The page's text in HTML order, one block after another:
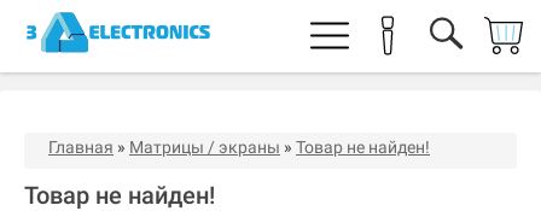
Главная » Матрицы / экраны » Товар не найден!
Товар не найден!